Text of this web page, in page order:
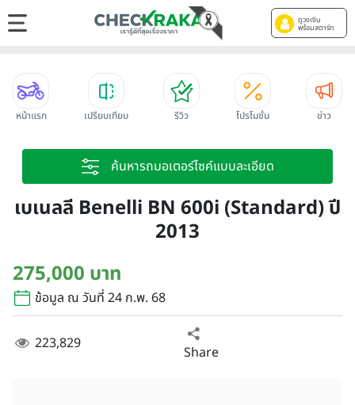
ดูวงเงิน
พร้อมสตาร์ท
หน้าแรก เปรียบเทียบ รีวิว โปรโมชั่น ข่าว
ค้นหารถมอเตอร์ไซค์แบบละเอียด
เบเนลลี Benelli BN 600i (Standard) ปี
2013
275,000 บาท
ข้อมูล ณ วันที่ 24 ก.พ. 68
223,829 Share